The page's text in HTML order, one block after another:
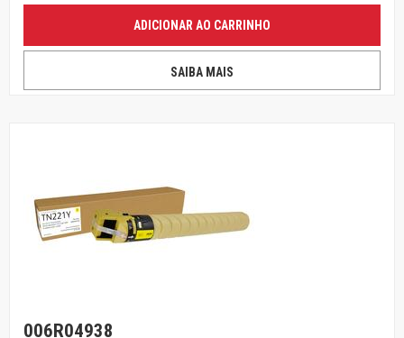
ADICIONAR AO CARRINHO
SAIBA MAIS
006R04938